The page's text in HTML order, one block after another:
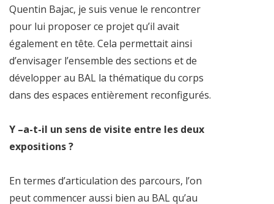
Quentin Bajac, je suis venue le rencontrer
pour lui proposer ce projet qu’il avait
également en tête. Cela permettait ainsi
d’envisager l’ensemble des sections et de
développer au BAL la thématique du corps
dans des espaces entièrement reconfigurés.
Y –a-t-il un sens de visite entre les deux
expositions ?
En termes d’articulation des parcours, l’on
peut commencer aussi bien au BAL qu’au